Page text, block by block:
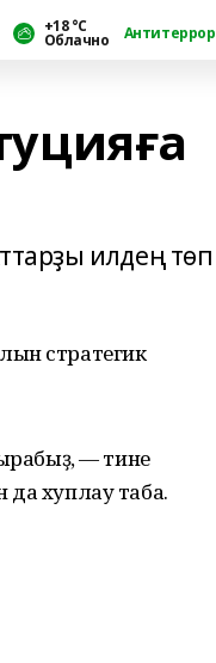
+18 °С
Облачно Антитеррор
илдең төп
стратегик
— тине
да хуплау таба.